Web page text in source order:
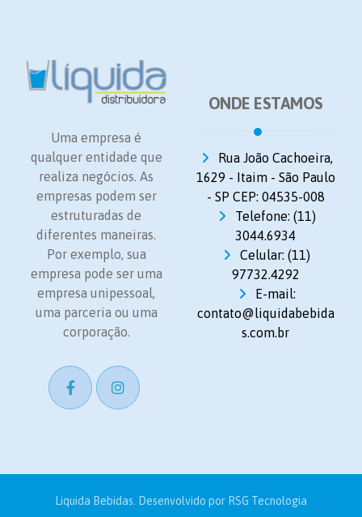
Uma empresa é
qualquer entidade que
realiza negócios. As
empresas podem ser
estruturadas de
diferentes maneiras.
Por exemplo, sua
empresa pode ser uma
empresa unipessoal,
uma parceria ou uma
corporação.
ONDE ESTAMOS
Rua João Cachoeira,
1629 - Itaim - São Paulo
- SP CEP: 04535-008
Telefone: (11)
3044.6934
Celular: (11)
97732.4292
E-mail:
contato@liquidabebida
s.com.br
Liquida Bebidas. Desenvolvido por RSG Tecnologia